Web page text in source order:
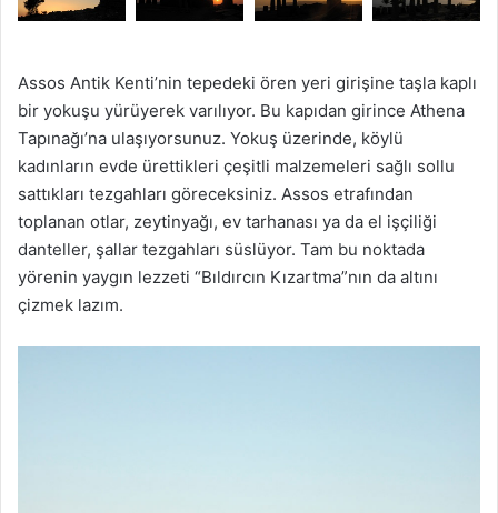
Assos Antik Kenti’nin tepedeki ören yeri girişine taşla kaplı
bir yokuşu yürüyerek varılıyor. Bu kapıdan girince Athena
Tapınağı’na ulaşıyorsunuz. Yokuş üzerinde, köylü
kadınların evde ürettikleri çeşitli malzemeleri sağlı sollu
sattıkları tezgahları göreceksiniz. Assos etrafından
toplanan otlar, zeytinyağı, ev tarhanası ya da el işçiliği
danteller, şallar tezgahları süslüyor. Tam bu noktada
yörenin yaygın lezzeti “Bıldırcın Kızartma”nın da altını
çizmek lazım.